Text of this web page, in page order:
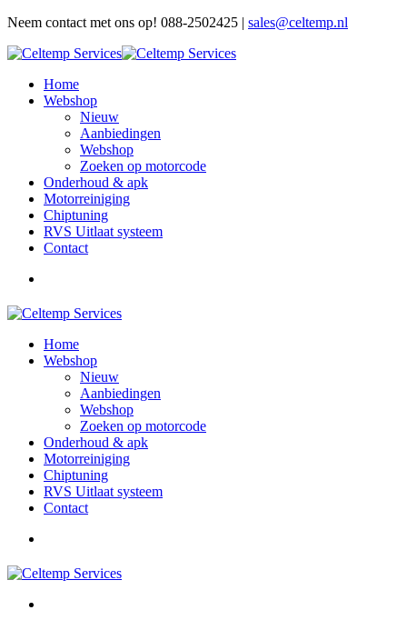
Neem contact met ons op! 088-2502425 | sales@celtemp.nl
Home
Webshop
Nieuw
Aanbiedingen
Webshop
Zoeken op motorcode
Onderhoud & apk
Motorreiniging
Chiptuning
RVS Uitlaat systeem
Contact
Home
Webshop
Nieuw
Aanbiedingen
Webshop
Zoeken op motorcode
Onderhoud & apk
Motorreiniging
Chiptuning
RVS Uitlaat systeem
Contact